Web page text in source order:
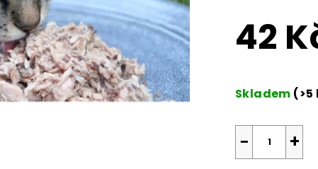
hvězdiček.
42
cena:
Skladem (>5
+
−